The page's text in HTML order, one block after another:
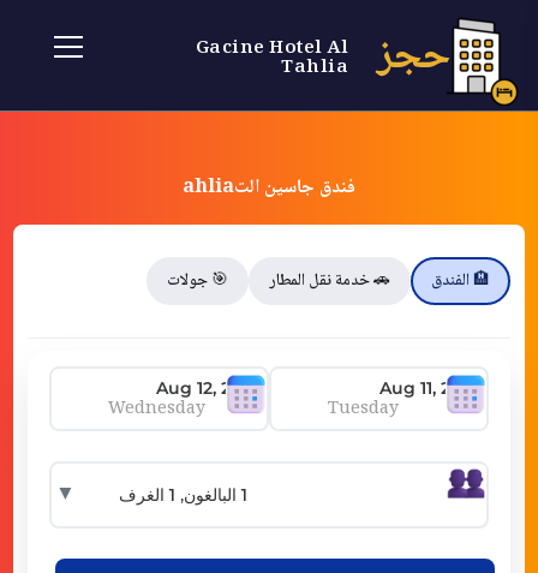
حجز Gacine Hotel Al
Tahlia
فندق جاسين التahlia
🏨 الفندق 🚗 خدمة نقل المطار 🎯 جولات
Tuesday
Wednesday
▼